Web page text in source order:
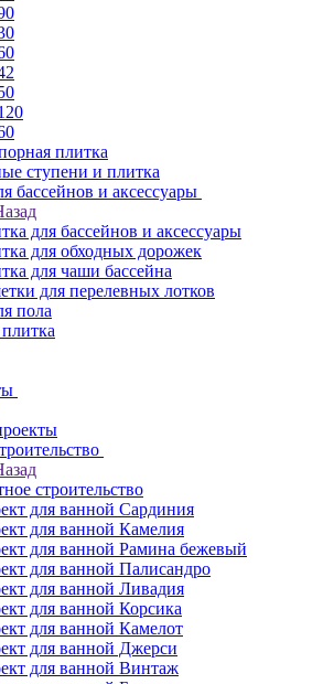
плитка
ступени и плитка
бассейнов и аксессуары
для бассейнов и аксессуары
для обходных дорожек
для чаши бассейна
для перелевных лотков
пола
строительство
для ванной Сардиния
для ванной Камелия
для ванной Рамина бежевый
для ванной Палисандро
для ванной Ливадия
для ванной Корсика
для ванной Камелот
для ванной Джерси
для ванной Винтаж